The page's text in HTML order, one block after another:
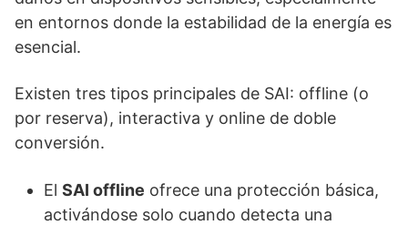
en entornos donde la estabilidad de la energía es
esencial.
Existen tres tipos principales de SAI: offline (o
por reserva), interactiva y online de doble
conversión.
El SAI offline ofrece una protección básica,
activándose solo cuando detecta una